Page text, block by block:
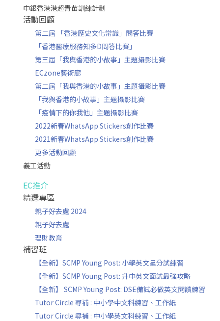
中銀香港港超青苗訓練計劃
活動回顧
第二屆 「香港歷史文化常識」問答比賽
「香港醫療服務知多D問答比賽」
第三屆「我與香港的小故事」主題攝影比賽
ECzone藝術廊
第二屆「我與香港的小故事」主題攝影比賽
「我與香港的小故事」主題攝影比賽
「疫情下的你我他」主題攝影比賽
2022新春WhatsApp Stickers創作比賽
2021新春WhatsApp Stickers創作比賽
更多活動回顧
義工活動
EC推介
精選專區
親子好去處 2024
親子好去處
理財教育
補習班
【全新】SCMP Young Post: 小學英文呈分試練習
【全新】SCMP Young Post: 升中英文面試最強攻略
【全新】 SCMP Young Post: DSE備試必做英文閱讀練習
Tutor Circle 尋補 : 中小學中文科練習、工作紙
Tutor Circle 尋補 : 中小學英文科練習、工作紙